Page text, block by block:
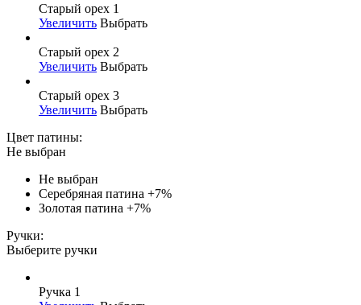
Старый орех 1
Увеличить Выбрать
Старый орех 2
Увеличить Выбрать
Старый орех 3
Увеличить Выбрать
Цвет патины:
Не выбран
Не выбран
Серебряная патина +7%
Золотая патина +7%
Ручки:
Выберите ручки
Ручка 1